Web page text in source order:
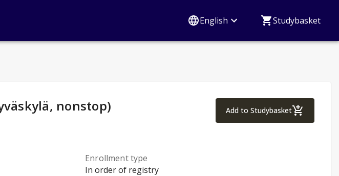
English Studybasket
nonstop) Add to StudybasketWorld of Logistics
Enrollment type
In order of registry